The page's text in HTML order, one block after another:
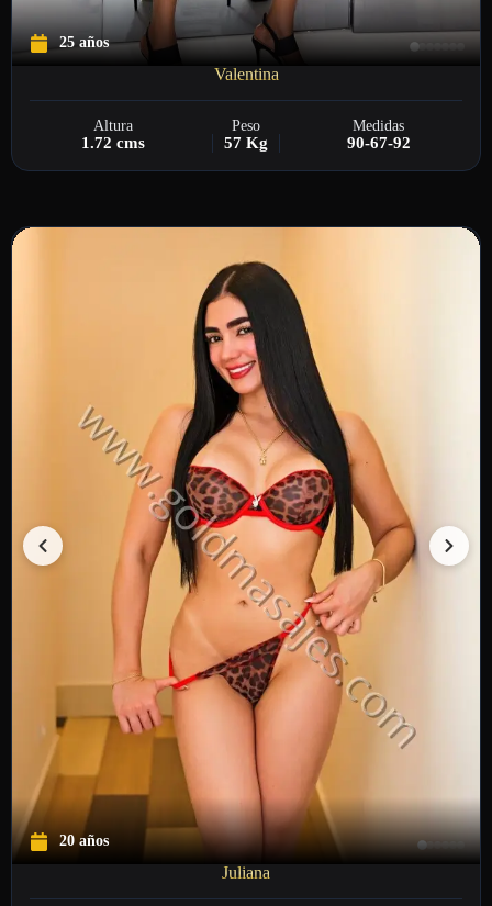
25 años
Valentina
Altura Peso Medidas
1.72 cms 57 Kg 90-67-92
20 años
Juliana